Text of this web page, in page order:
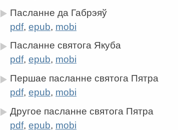
Пасланне да Габрэяў
pdf, epub, mobi
Пасланне святога Якуба
pdf, epub, mobi
Першае пасланне святога Пятра
pdf, epub, mobi
Другое пасланне святога Пятра
pdf, epub, mobi